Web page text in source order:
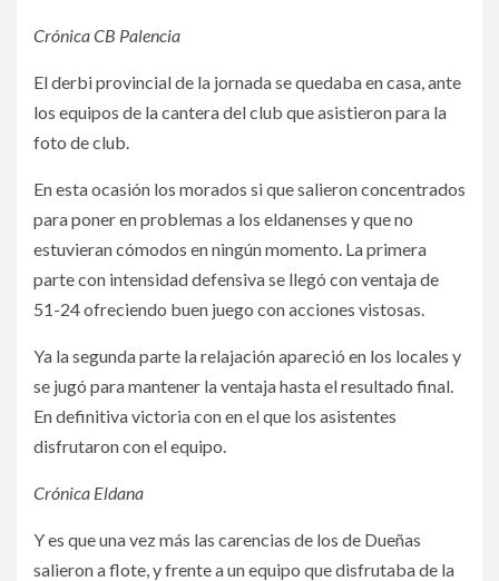
Crónica CB Palencia
El derbi provincial de la jornada se quedaba en casa, ante
los equipos de la cantera del club que asistieron para la
foto de club.
En esta ocasión los morados si que salieron concentrados
para poner en problemas a los eldanenses y que no
estuvieran cómodos en ningún momento. La primera
parte con intensidad defensiva se llegó con ventaja de
51-24 ofreciendo buen juego con acciones vistosas.
Ya la segunda parte la relajación apareció en los locales y
se jugó para mantener la ventaja hasta el resultado final.
En definitiva victoria con en el que los asistentes
disfrutaron con el equipo.
Crónica Eldana
Y es que una vez más las carencias de los de Dueñas
salieron a flote, y frente a un equipo que disfrutaba de la